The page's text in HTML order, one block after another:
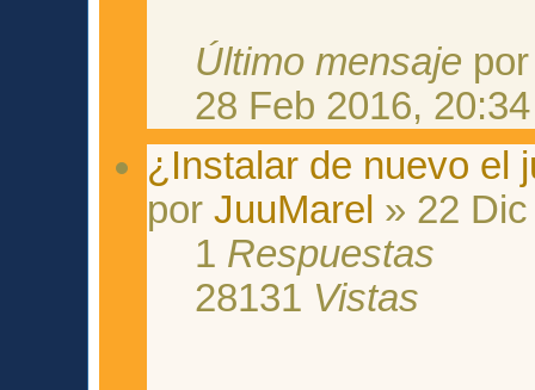
Último mensaje
28 Feb 2016, 20:34
¿Instalar de nuevo el
porJuuMarel » 22
1 Respuestas
28131 Vistas